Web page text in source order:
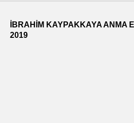
İBRAHİM KAYPAKKAYA ANMA
2019